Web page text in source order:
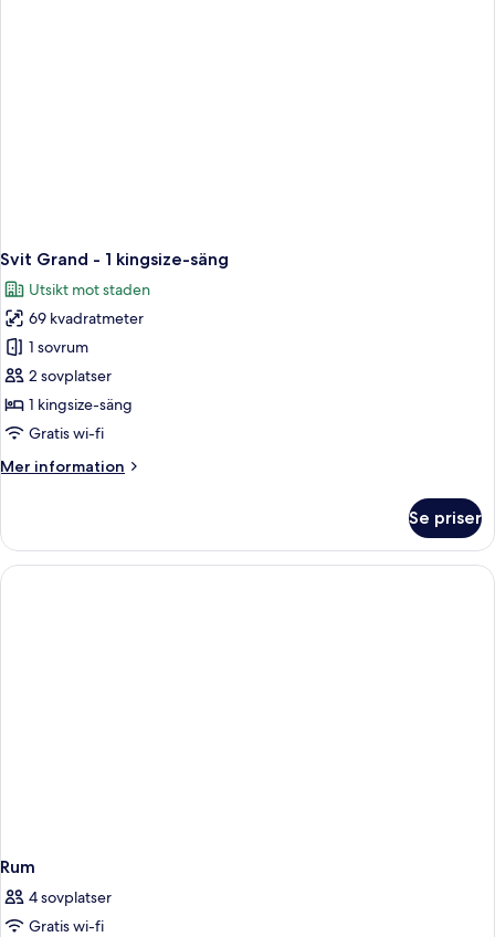
Svit Grand - 1 kingsize-säng
Utsikt mot staden
69 kvadratmeter
1 sovrum
2 sovplatser
1 kingsize-säng
Gratis wi-fi
Mer information
Mer
Grand
1
Se priser
Rum
4 sovplatser
Gratis wi-fi